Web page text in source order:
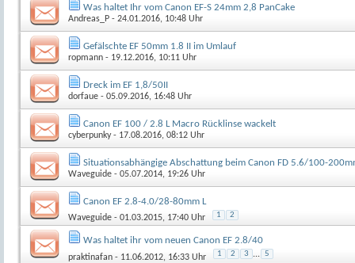
Was haltet Ihr vom Canon EF-S 24mm 2,8 PanCake
Andreas_P - 24.01.2016, 10:48 Uhr
Gefälschte EF 50mm 1.8 II im Umlauf
ropmann - 19.12.2016, 10:11 Uhr
Dreck im EF 1,8/50II
dorfaue - 05.09.2016, 16:48 Uhr
Canon EF 100 / 2.8 L Macro Rücklinse wackelt
cyberpunky- 17.08.2016, 08:12 Uhr
Situationsabhängige Abschattung beim Canon FD 5.6/100-
Waveguide - 05.07.2014, 19:26 Uhr
Canon EF 2.8-4.0/28-80mm L
Waveguide - 01.03.2015, 17:40 Uhr 1 2
Was haltet ihr vom neuen Canon EF 2.8/40
praktinafan - 11.06.2012, 16:33 Uhr 1 2 3 ... 5